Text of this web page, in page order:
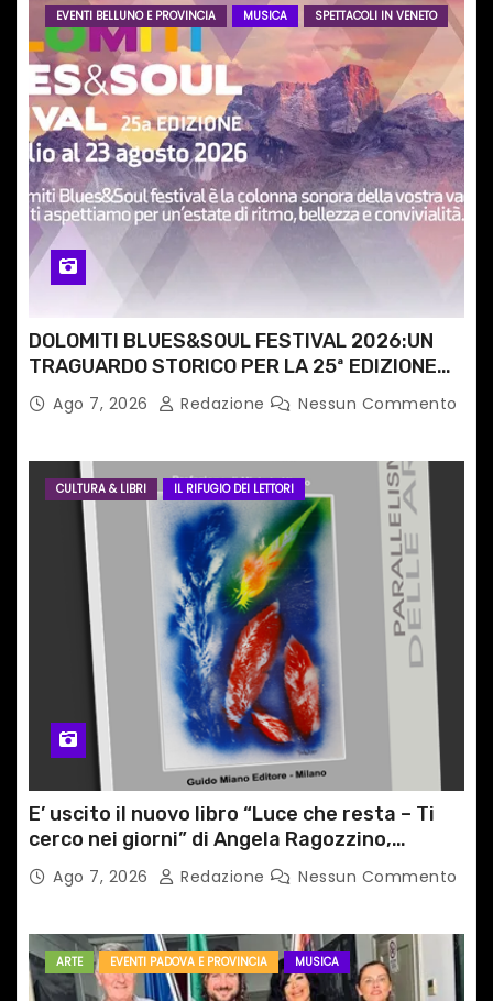
r
t
i
c
o
l
EVENTI BELLUNO E PROVINCIA MUSICA SPETTACOLI IN VENETO
DOLOMITI BLUES&SOUL FESTIVAL 2026:UN
TRAGUARDO STORICO PER LA 25ª EDIZIONE
TRA LE CIME PATRIMONIO UNESCO
Ago 7, 2026 Redazione Nessun Commento
CULTURA & LIBRI IL RIFUGIO DEI LETTORI
E’ uscito il nuovo libro “Luce che resta – Ti
cerco nei giorni” di Angela Ragozzino,
medico primario di Capua
Ago 7, 2026 Redazione Nessun Commento
ARTE EVENTI PADOVA E PROVINCIA MUSICA